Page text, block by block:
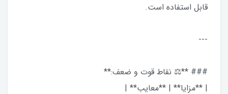
قابل استفاده است.
---
### **⚖️ نقاط قوت و ضعف:**
| **مزایا** | **معایب** |